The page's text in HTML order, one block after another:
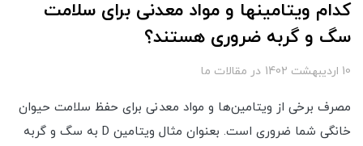
کدام ویتامین­ها و مواد معدنی برای سلامت
سگ و گربه ضروری هستند؟
10 ارديبهشت 1402 در مقالات ما
مصرف برخی از ویتامین‌ها و مواد معدنی برای حفظ سلامت حیوان
خانگی شما ضروری است. بعنوان مثال ویتامین D به سگ و گربه